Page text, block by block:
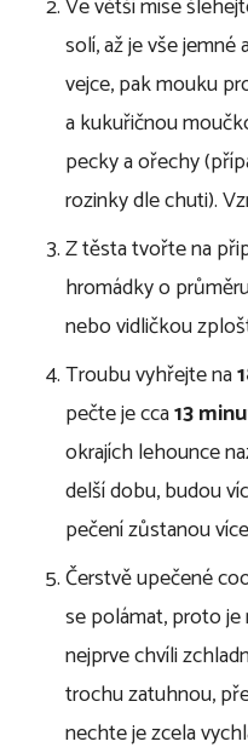
solí, až je vše
vejce, pak mouku
a kukuřičnou
pecky a ořechy
rozinky dle chuti).
Z těsta tvořte na
hromádky o
nebo vidličkou
Troubu vyhřejte na
pečte je cca13
okrajích lehounce
delší dobu, budou
pečení zůstanou
Čerstvě upečené
se polámat, proto
nejprve chvíli
trochu zatuhnou,
nechte je zcela